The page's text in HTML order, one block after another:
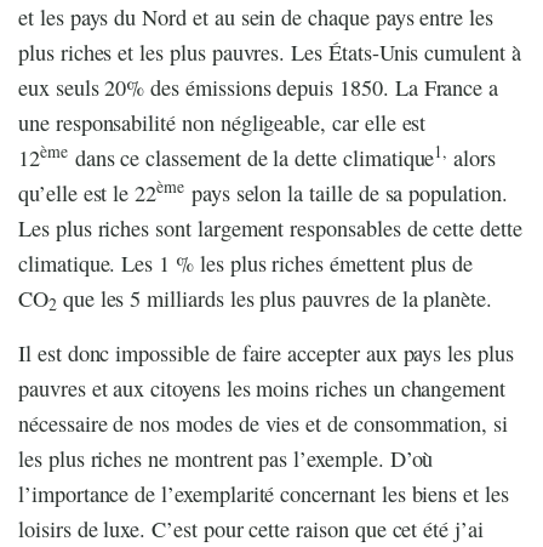
et les pays du Nord et au sein de chaque pays entre les
plus riches et les plus pauvres. Les États-Unis cumulent à
eux seuls 20% des émissions depuis 1850. La France a
une responsabilité non négligeable, car elle est
12èmedans ce classement de la dette climatique1, alors
qu’elle est le 22èmepays selon la taille de sa population.
Les plus riches sont largement responsables de cette dette
climatique. Les 1 % les plus riches émettent plus de
CO2 que les 5 milliards les plus pauvres de la planète.
Il est donc impossible de faire accepter aux pays les plus
pauvres et aux citoyens les moins riches un changement
nécessaire de nos modes de vies et de consommation, si
les plus riches ne montrent pas l’exemple. D’où
l’importance de l’exemplarité concernant les biens et les
loisirs de luxe. C’est pour cette raison que cet été j’ai